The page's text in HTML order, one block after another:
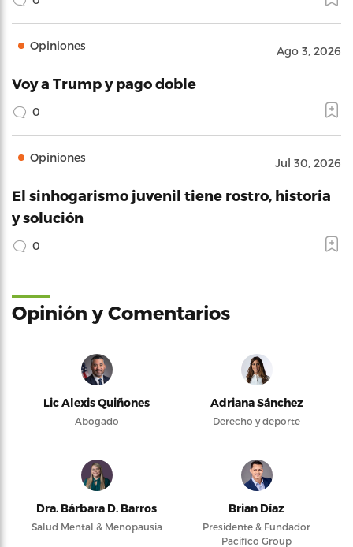
Opiniones Ago 3, 2026
Voy a Trump y pago doble
0
Opiniones Jul 30, 2026
El sinhogarismo juvenil tiene rostro, historia
y solución
0
Opinión y Comentarios
Lic Alexis Quiñones
Abogado
Adriana Sánchez
Derecho y deporte
Dra. Bárbara D. Barros
Salud Mental & Menopausia
Brian Díaz
Presidente & Fundador
Pacifico Group